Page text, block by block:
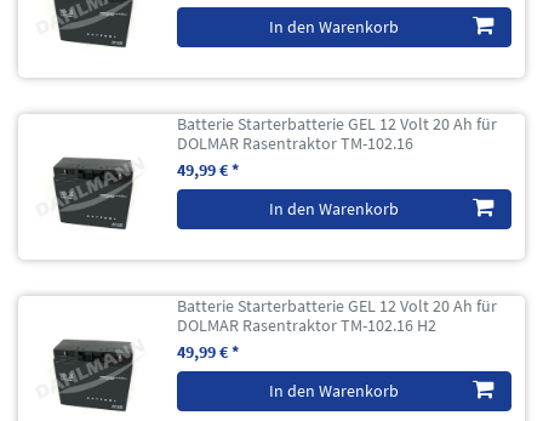
In den Warenkorb
Batterie Starterbatterie GEL 12 Volt 20 Ah für
DOLMAR Rasentraktor TM-102.16
49,99 € *
In den Warenkorb
Batterie Starterbatterie GEL 12 Volt 20 Ah für
DOLMAR Rasentraktor TM-102.16 H2
49,99 € *
In den Warenkorb